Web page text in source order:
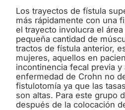
Los trayectos de fístula
más rápidamente con una
el trayecto involucra el
pequeña cantidad de
tractos de fístula anterior,
mujeres, aquellos en
incontinencia fecal previa y
enfermedad de Crohn no
fistulotomía ya que las
son altas. Para este grupo
después de la colocación